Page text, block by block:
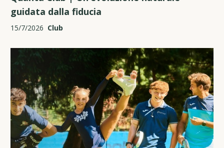
guidata dalla fiducia
15/7/2026 Club